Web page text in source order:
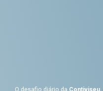
O desafio diário da Contiviseu